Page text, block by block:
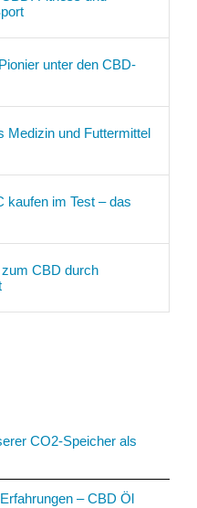
unter den CBD-
Medizin und Futtermittel
kaufen im Test – das
CBD durch
CO2-Speicher als
– CBD Öl